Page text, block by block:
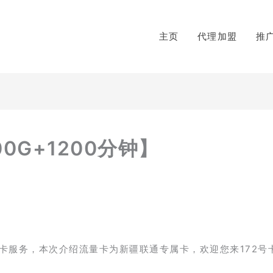
主页 代理加盟 推
分钟】
服务，本次介绍流量卡为新疆联通专属卡，欢迎您来172号